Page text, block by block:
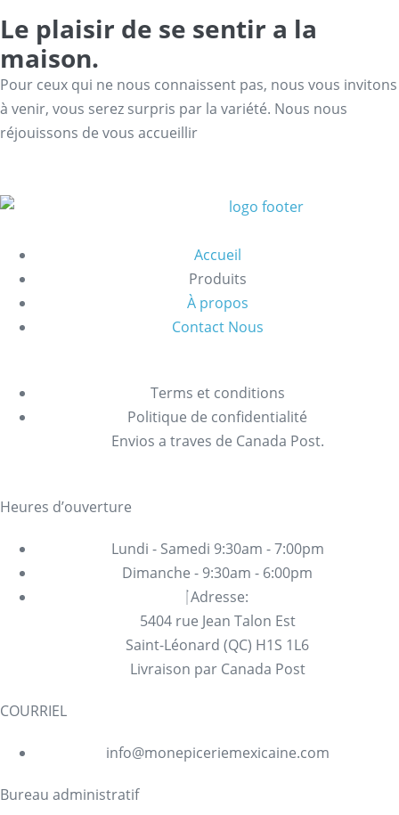
Le plaisir de se sentir a la
maison.
Pour ceux qui ne nous connaissent pas, nous vous invitons
à venir, vous serez surpris par la variété. Nous nous
réjouissons de vous accueillir
Accueil
Produits
À propos
Contact Nous
Terms et conditions
Politique de confidentialité
Envios a traves de Canada Post.
Heures d’ouverture
Lundi - Samedi 9:30am - 7:00pm
Dimanche - 9:30am - 6:00pm
Adresse:
5404 rue Jean Talon Est
Saint-Léonard (QC) H1S 1L6
Livraison par Canada Post
COURRIEL
info@monepiceriemexicaine.com
Bureau administratif